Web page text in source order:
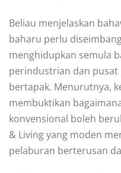
Beliau menjelaskan
baharu perlu
menghidupkan semula
perindustrian dan pusat
bertapak. Menurutnya,
membuktikan
konvensional boleh
& Living yang moden
pelaburan berterusan